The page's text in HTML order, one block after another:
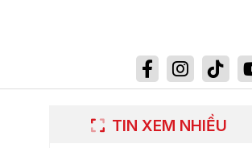
TIN XEM NHIỀU